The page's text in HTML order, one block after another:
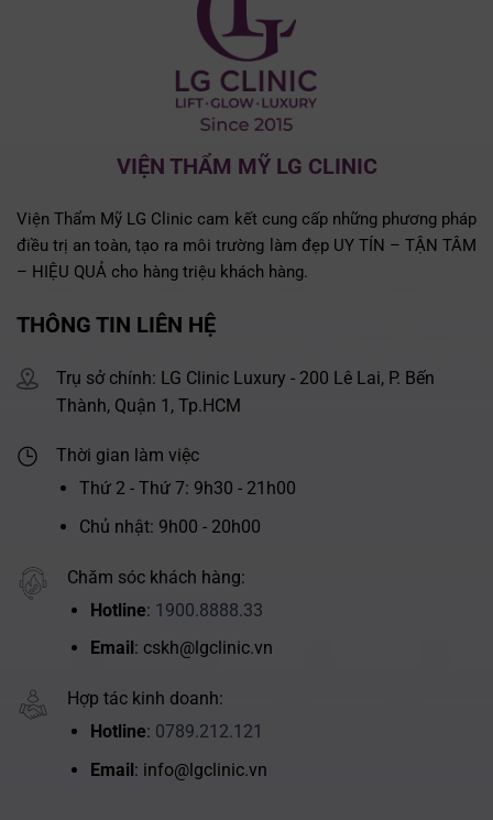
VIỆN THẨM MỸ LG CLINIC
Viện Thẩm Mỹ LG Clinic cam kết cung cấp những phương pháp
điều trị an toàn, tạo ra môi trường làm đẹp UY TÍN – TẬN TÂM
– HIỆU QUẢ cho hàng triệu khách hàng.
THÔNG TIN LIÊN HỆ
Trụ sở chính: LG Clinic Luxury - 200 Lê Lai, P. Bến
Thành, Quận 1, Tp.HCM
Thời gian làm việc
Thứ 2 - Thứ 7: 9h30 - 21h00
Chủ nhật: 9h00 - 20h00
Chăm sóc khách hàng:
Hotline: 1900.8888.33
Email : cskh@lgclinic.vn
Hợp tác kinh doanh:
Hotline: 0789.212.121
Email: info@lgclinic.vn